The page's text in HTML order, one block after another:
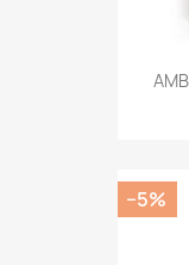
−5%